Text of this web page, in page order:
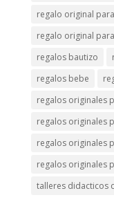
regalo original
regalo original
regalos bautizo
regalos bebe
regalos originales
regalos originales
regalos originales
regalos originales
talleres didacticos